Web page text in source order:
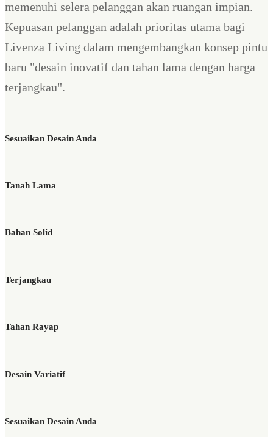
memenuhi selera pelanggan akan ruangan impian.
Kepuasan pelanggan adalah prioritas utama bagi
Livenza Living dalam mengembangkan konsep pintu
baru "desain inovatif dan tahan lama dengan harga
terjangkau".
Sesuaikan Desain Anda
Tanah Lama
Bahan Solid
Terjangkau
Tahan Rayap
Desain Variatif
Sesuaikan Desain Anda